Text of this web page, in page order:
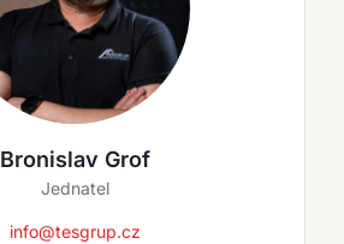
Bronislav Grof
Jednatel
info@tesgrup.cz